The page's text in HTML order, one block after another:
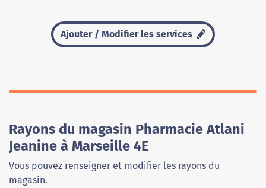
Ajouter / Modifier les services
Rayons du magasin Pharmacie Atlani
Jeanine à Marseille 4E
Vous pouvez renseigner et modifier les rayons du
magasin.